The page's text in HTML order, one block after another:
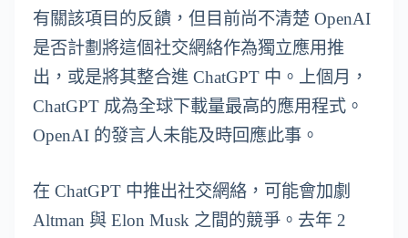
有關該項目的反饋，但目前尚不清楚 OpenAI
是否計劃將這個社交網絡作為獨立應用推
出，或是將其整合進 ChatGPT 中。上個月，
ChatGPT 成為全球下載量最高的應用程式。
OpenAI 的發言人未能及時回應此事。
在 ChatGPT 中推出社交網絡，可能會加劇
Altman 與 Elon Musk 之間的競爭。去年 2